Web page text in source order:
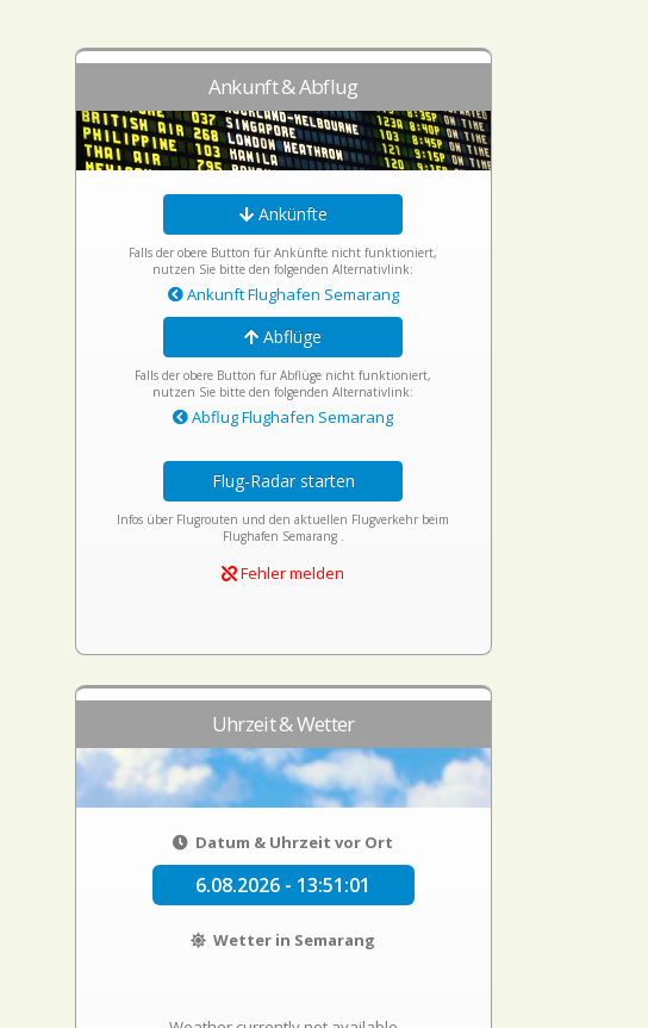
Ankunft & Abflug
Ankünfte
Falls der obere Button für Ankünfte nicht funktioniert,
nutzen Sie bitte den folgenden Alternativlink:
Ankunft Flughafen Semarang
Abflüge
Falls der obere Button für Abflüge nicht funktioniert,
nutzen Sie bitte den folgenden Alternativlink:
Abflug Flughafen Semarang
Flug-Radar starten
Infos über Flugrouten und den aktuellen Flugverkehr beim
Flughafen Semarang .
Fehler melden
Uhrzeit & Wetter
Datum & Uhrzeit vor Ort
6.08.2026 - 13:51:01
Wetter in Semarang